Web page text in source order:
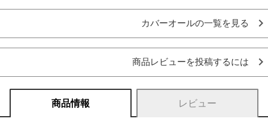
カバーオールの一覧を見る
商品レビューを投稿するには
商品情報 レビュー